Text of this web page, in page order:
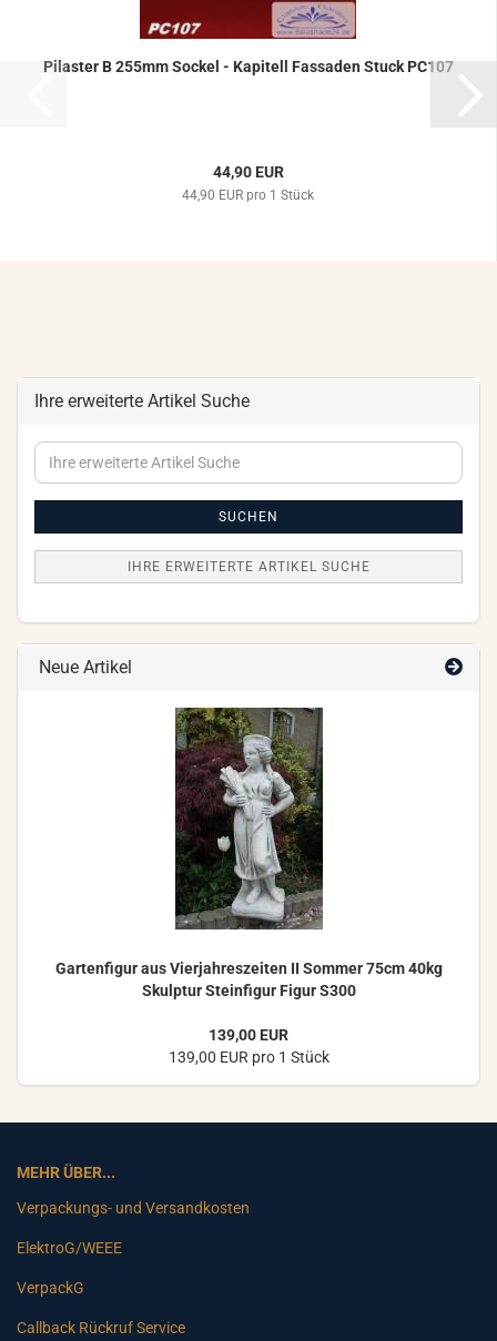
Pi­las­ter B 255mm So­ckel - Ka­pi­tell Fas­sa­den Stuck PC107
44,90 EUR
44,90 EUR pro 1 Stück
Ihre erweiterte Artikel Suche
Ihre
erweiterte
SUCHEN
IHRE ERWEITERTE ARTIKEL SUCHE
Neue Artikel
Gar­ten­fi­gur aus Vier­jah­res­zei­ten II Som­mer 75cm 40kg
Skulp­tur Stein­fi­gur Figur S300
139,00 EUR
139,00 EUR pro 1 Stück
MEHR ÜBER...
Verpackungs- und Versandkosten
ElektroG/WEEE
VerpackG
Callback Rückruf Service